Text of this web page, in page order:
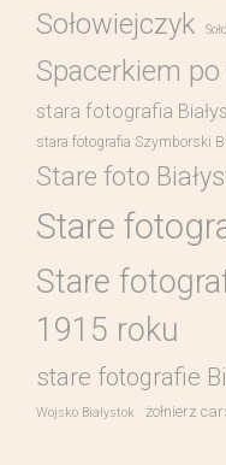
Sołowiejczyk
Spacerkiem
stara fotografia
stara fotografia Szymborski
Stare foto
Stare
Stare
1915 roku
stare fotografie
Wojsko Białystok żołnierz